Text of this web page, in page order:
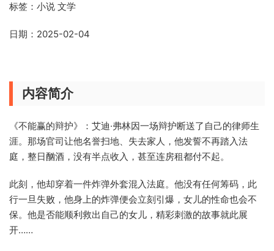
标签：小说 文学
日期：2025-02-04
内容简介
《不能赢的辩护》：艾迪·弗林因一场辩护断送了自己的律师生
涯。那场官司让他名誉扫地、失去家人，他发誓不再踏入法
庭，整日酗酒，没有半点收入，甚至连房租都付不起。
此刻，他却穿着一件炸弹外套混入法庭。他没有任何筹码，此
行一旦失败，他身上的炸弹便会立刻引爆，女儿的性命也会不
保。他是否能顺利救出自己的女儿，精彩刺激的故事就此展
开……